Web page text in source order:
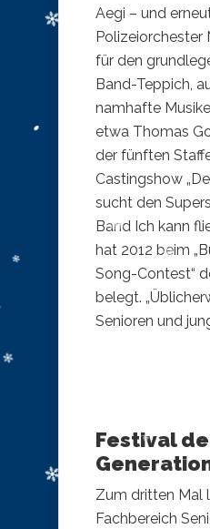
Aegi – und
Polizeiorchester
für den
Band-Teppich,
namhafte
etwa Thomas
der fünften
Castingshow
sucht den
Band Ich kann
hat 2012 beim
Song-Contest“
belegt.
Senioren und
Festival
Zum dritten Mal
Fachbereich